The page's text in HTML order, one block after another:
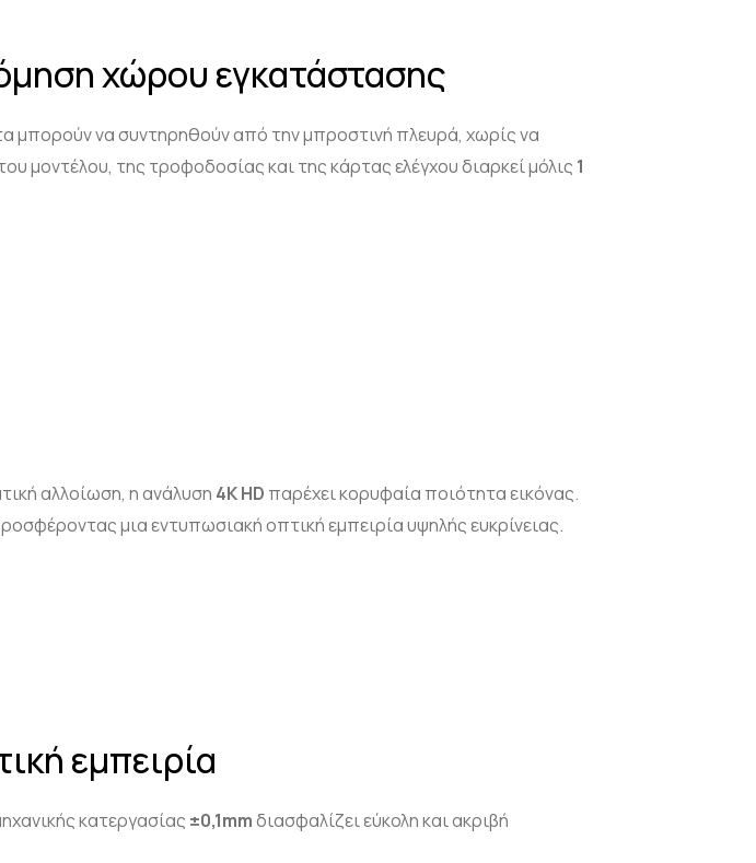
χώρου εγκατάστασης
μπορούν να συντηρηθούν από την μπροστινή πλευρά, χωρίς να
μοντέλου, της τροφοδοσίας και της κάρτας ελέγχου διαρκεί μόλις 1
αλλοίωση, η ανάλυση 4KHD παρέχει κορυφαία ποιότητα εικόνας.
μια εντυπωσιακή οπτική εμπειρία υψηλής ευκρίνειας.
εμπειρία
κατεργασίας ±0,1mmδιασφαλίζει εύκολη και ακριβή